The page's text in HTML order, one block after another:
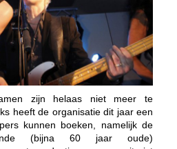
zijn helaas niet meer te
heeft de organisatie dit jaar een
kunnen boeken, namelijk de
(bijna 60 jaar oude)